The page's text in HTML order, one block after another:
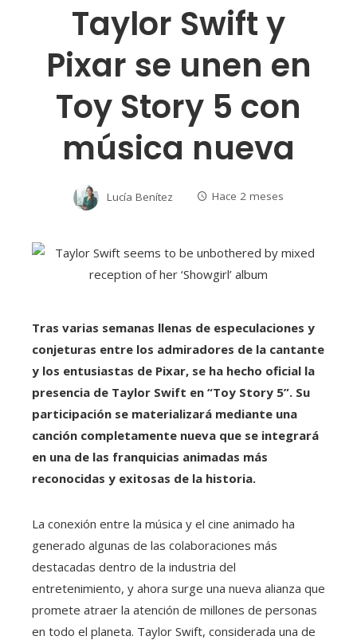
Taylor Swift y
Pixar se unen en
Toy Story 5 con
música nueva
Lucía Benítez Hace 2 meses
Tras varias semanas llenas de especulaciones y
conjeturas entre los admiradores de la cantante
y los entusiastas de Pixar, se ha hecho oficial la
presencia de Taylor Swift en “Toy Story 5”. Su
participación se materializará mediante una
canción completamente nueva que se integrará
en una de las franquicias animadas más
reconocidas y exitosas de la historia.
La conexión entre la música y el cine animado ha
generado algunas de las colaboraciones más
destacadas dentro de la industria del
entretenimiento, y ahora surge una nueva alianza que
promete atraer la atención de millones de personas
en todo el planeta. Taylor Swift, considerada una de